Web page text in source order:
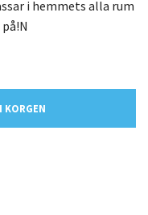
i hemmets alla rum
KORGEN